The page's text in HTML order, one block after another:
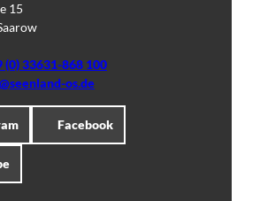
15
(0) 33631-868 100
os.de
Facebook